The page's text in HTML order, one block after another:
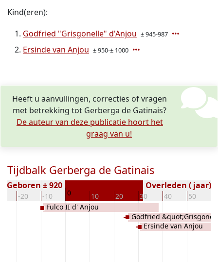
Kind(eren):
Godfried "Grisgonelle" d'Anjou ± 945-987
Ersinde van Anjou ± 950-± 1000
Heeft u aanvullingen, correcties of vragen
met betrekking tot Gerberga de Gatinais?
De auteur van deze publicatie hoort het
graag van u!
Tijdbalk Gerberga de Gatinais
-20 -10 0 10 20 30 40 50
Geboren ± 920 Overleden ( jaar)
Fulco II d' Anjou
Godfried
Ersinde van Anjou